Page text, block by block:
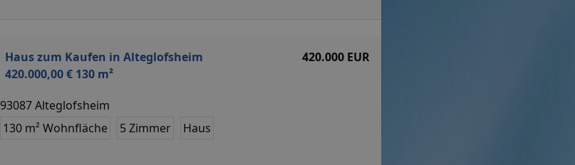
Haus zum Kaufen in Alteglofsheim
420.000,00 € 130 m²
420.000 EUR
93087 Alteglofsheim
130 m² Wohnfläche
5 Zimmer Haus